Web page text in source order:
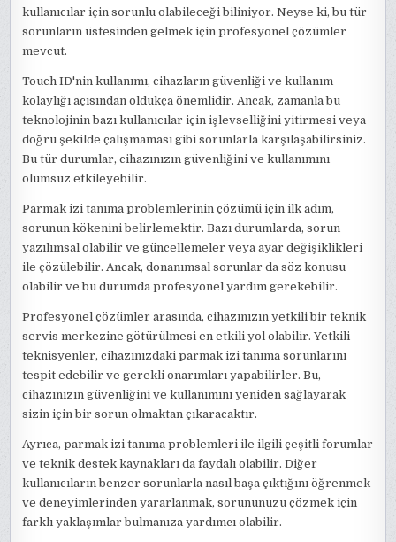
kullanıcılar için sorunlu olabileceği biliniyor. Neyse ki, bu tür
sorunların üstesinden gelmek için profesyonel çözümler
mevcut.
Touch ID'nin kullanımı, cihazların güvenliği ve kullanım
kolaylığı açısından oldukça önemlidir. Ancak, zamanla bu
teknolojinin bazı kullanıcılar için işlevselliğini yitirmesi veya
doğru şekilde çalışmaması gibi sorunlarla karşılaşabilirsiniz.
Bu tür durumlar, cihazınızın güvenliğini ve kullanımını
olumsuz etkileyebilir.
Parmak izi tanıma problemlerinin çözümü için ilk adım,
sorunun kökenini belirlemektir. Bazı durumlarda, sorun
yazılımsal olabilir ve güncellemeler veya ayar değişiklikleri
ile çözülebilir. Ancak, donanımsal sorunlar da söz konusu
olabilir ve bu durumda profesyonel yardım gerekebilir.
Profesyonel çözümler arasında, cihazınızın yetkili bir teknik
servis merkezine götürülmesi en etkili yol olabilir. Yetkili
teknisyenler, cihazınızdaki parmak izi tanıma sorunlarını
tespit edebilir ve gerekli onarımları yapabilirler. Bu,
cihazınızın güvenliğini ve kullanımını yeniden sağlayarak
sizin için bir sorun olmaktan çıkaracaktır.
Ayrıca, parmak izi tanıma problemleri ile ilgili çeşitli forumlar
ve teknik destek kaynakları da faydalı olabilir. Diğer
kullanıcıların benzer sorunlarla nasıl başa çıktığını öğrenmek
ve deneyimlerinden yararlanmak, sorununuzu çözmek için
farklı yaklaşımlar bulmanıza yardımcı olabilir.